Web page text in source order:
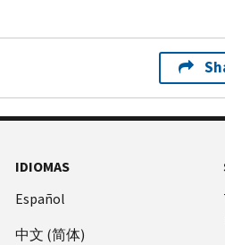
IDIOMAS
Español
中文 (简体)